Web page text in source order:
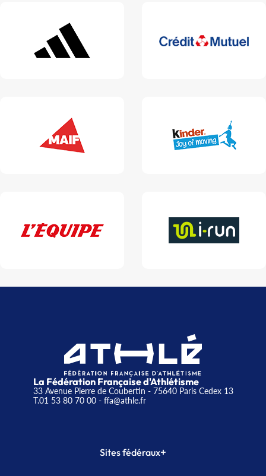
La Fédération Française d'Athlétisme
33 Avenue Pierre de Coubertin - 75640 Paris Cedex 13
T.01 53 80 70 00- ffa@athle.fr
Sites fédéraux+